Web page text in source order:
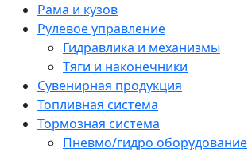
Рама и кузов
Рулевое управление
Гидравлика и механизмы
Тяги и наконечники
Сувенирная продукция
Топливная система
Тормозная система
Пневмо/гидро оборудование